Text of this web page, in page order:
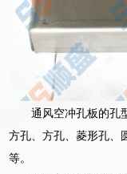
通风空冲孔板的孔
方孔、方孔、菱形孔、
等。